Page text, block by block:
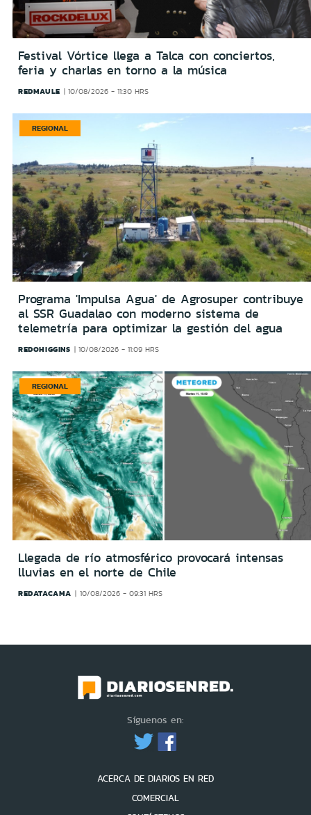
Festival Vórtice llega a Talca con conciertos,
feria y charlas en torno a la música
REDMAULE 10/08/2026 - 11:30 HRS
REGIONAL
Programa 'Impulsa Agua' de Agrosuper contribuye
al SSR Guadalao con moderno sistema de
telemetría para optimizar la gestión del agua
REDOHIGGINS 10/08/2026 - 11:09 HRS
REGIONAL
Llegada de río atmosférico provocará intensas
lluvias en el norte de Chile
REDATACAMA 10/08/2026 - 09:31 HRS
Síguenos en:
ACERCA DE DIARIOS EN RED
COMERCIAL